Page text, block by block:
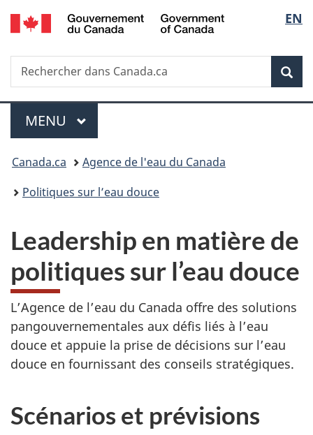
Passer
au
principal
Passer
à
Au
du
Passer
à
version
simplifiée
de
la
EN
Recherche
Rechercher
dans
Menu
MENU PRINCIPAL
Vous
êtes
Canada.ca
Agence de l'eau du Canada
Politiques sur l’eau douce
Leadership en matière de
politiques sur l’eau douce
L’Agence de l’eau du Canada offre des solutions
pangouvernementales aux défis liés à l’eau
douce et appuie la prise de décisions sur l’eau
douce en fournissant des conseils stratégiques.
Scénarios et prévisions